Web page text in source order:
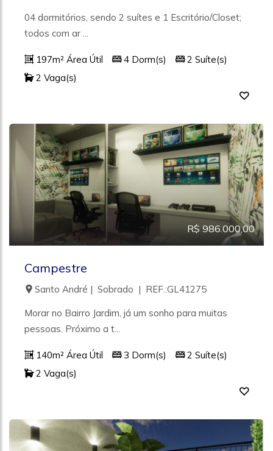
04 dormitórios, sendo 2 suítes e 1 Escritório/Closet;
todos com ar ...
197m² Área Útil 4 Dorm(s)
2 Suíte(s)
2 Vaga(s)
R$ 986.000,00
Campestre
Santo André | Sobrado | REF.:GL41275
Morar no Bairro Jardim, já um sonho para muitas
pessoas. Próximo a t...
140m² Área Útil 3 Dorm(s)
2 Suíte(s)
2 Vaga(s)